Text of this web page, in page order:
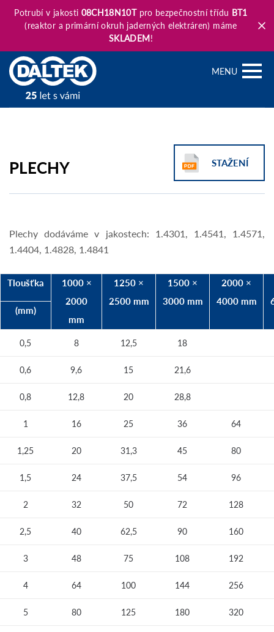
Potrubí v jakosti 08CH18N10Tpro bezpečnostní třídu BT1
(reaktor a primární okruh jaderných elektráren) máme
SKLADEM!
MENU
STAŽENÍ
PLECHY
Plechy dodáváme v jakostech: 1.4301, 1.4541, 1.4571,
1.4404, 1.4828, 1.4841
Tloušťka
1000 ×
2000
mm
1250 ×
2500 mm
1500 ×
3000 mm
2000 ×
4000 mm
(mm)
0,5 8 12,5 18
0,6 9,6 15 21,6
0,8 12,8 20 28,8
1 16 25 36 64
1,25 20 31,3 45 80
1,5 24 37,5 54 96
2 32 50 72 128
2,5 40 62,5 90 160
3 48 75 108 192
4 64 100 144 256
5 80 125 180 320